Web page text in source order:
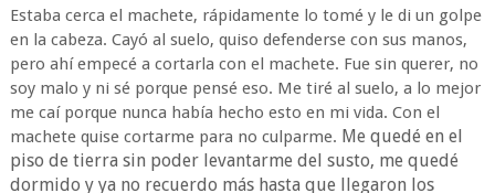
Estaba cerca el machete, rápidamente lo tomé y le di un golpe
en la cabeza. Cayó al suelo, quiso defenderse con sus manos,
pero ahí empecé a cortarla con el machete. Fue sin querer, no
soy malo y ni sé porque pensé eso. Me tiré al suelo, a lo mejor
me caí porque nunca había hecho esto en mi vida. Con el
machete quise cortarme para no culparme. Me quedé en el
piso de tierra sin poder levantarme del susto, me quedé
dormido y ya no recuerdo más hasta que llegaron los